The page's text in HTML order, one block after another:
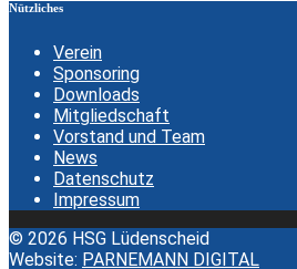
Nützliches
Verein
Sponsoring
Downloads
Mitgliedschaft
Vorstand und Team
News
Datenschutz
Impressum
© 2026 HSG Lüdenscheid
Website: PARNEMANN DIGITAL